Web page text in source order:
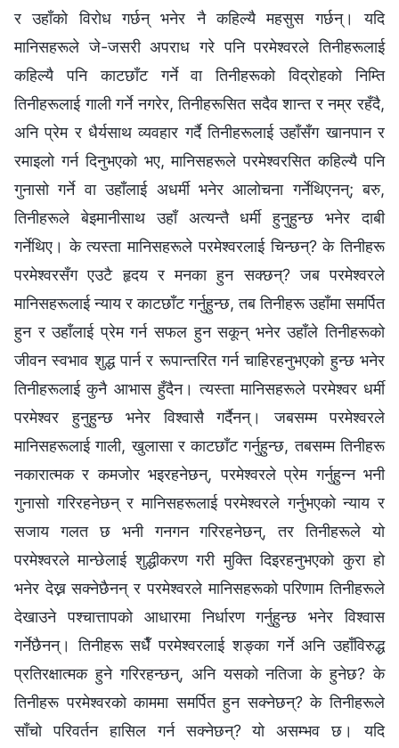
र उहाँको विरोध गर्छन् भनेर नै कहिल्यै महसुस गर्छन्। यदि
मानिसहरूले जे-जसरी अपराध गरे पनि परमेश्‍वरले तिनीहरूलाई
कहिल्यै पनि काटछाँट गर्ने वा तिनीहरूको विद्रोहको निम्ति
तिनीहरूलाई गाली गर्ने नगरेर, तिनीहरूसित सदैव शान्त र नम्र रहँदै,
अनि प्रेम र धैर्यसाथ व्यवहार गर्दै तिनीहरूलाई उहाँसँग खानपान र
रमाइलो गर्न दिनुभएको भए, मानिसहरूले परमेश्‍वरसित कहिल्यै पनि
गुनासो गर्ने वा उहाँलाई अधर्मी भनेर आलोचना गर्नेथिएनन्; बरु,
तिनीहरूले बेइमानीसाथ उहाँ अत्यन्तै धर्मी हुनुहुन्छ भनेर दाबी
गर्नेथिए। के त्यस्ता मानिसहरूले परमेश्‍वरलाई चिन्छन्? के तिनीहरू
परमेश्‍वरसँग एउटै हृदय र मनका हुन सक्छन्? जब परमेश्‍वरले
मानिसहरूलाई न्याय र काटछाँट गर्नुहुन्छ, तब तिनीहरू उहाँमा समर्पित
हुन र उहाँलाई प्रेम गर्न सफल हुन सकून् भनेर उहाँले तिनीहरूको
जीवन स्वभाव शुद्ध पार्न र रूपान्तरित गर्न चाहिरहनुभएको हुन्छ भनेर
तिनीहरूलाई कुनै आभास हुँदैन। त्यस्ता मानिसहरूले परमेश्‍वर धर्मी
परमेश्‍वर हुनुहुन्छ भनेर विश्‍वासै गर्दैनन्। जबसम्म परमेश्‍वरले
मानिसहरूलाई गाली, खुलासा र काटछाँट गर्नुहुन्छ, तबसम्म तिनीहरू
नकारात्मक र कमजोर भइरहनेछन्, परमेश्‍वरले प्रेम गर्नुहुन्‍न भनी
गुनासो गरिरहनेछन् र मानिसहरूलाई परमेश्‍वरले गर्नुभएको न्याय र
सजाय गलत छ भनी गनगन गरिरहनेछन्, तर तिनीहरूले यो
परमेश्‍वरले मान्छेलाई शुद्धीकरण गरी मुक्ति दिइरहनुभएको कुरा हो
भनेर देख्न सक्‍नेछैनन् र परमेश्‍वरले मानिसहरूको परिणाम तिनीहरूले
देखाउने पश्‍चात्तापको आधारमा निर्धारण गर्नुहुन्छ भनेर विश्‍वास
गर्नेछैनन्। तिनीहरू सधैँ परमेश्‍वरलाई शङ्का गर्ने अनि उहाँविरुद्ध
प्रतिरक्षात्मक हुने गरिरहन्छन्, अनि यसको नतिजा के हुनेछ? के
तिनीहरू परमेश्‍वरको काममा समर्पित हुन सक्नेछन्? के तिनीहरूले
साँचो परिवर्तन हासिल गर्न सक्नेछन्? यो असम्भव छ। यदि